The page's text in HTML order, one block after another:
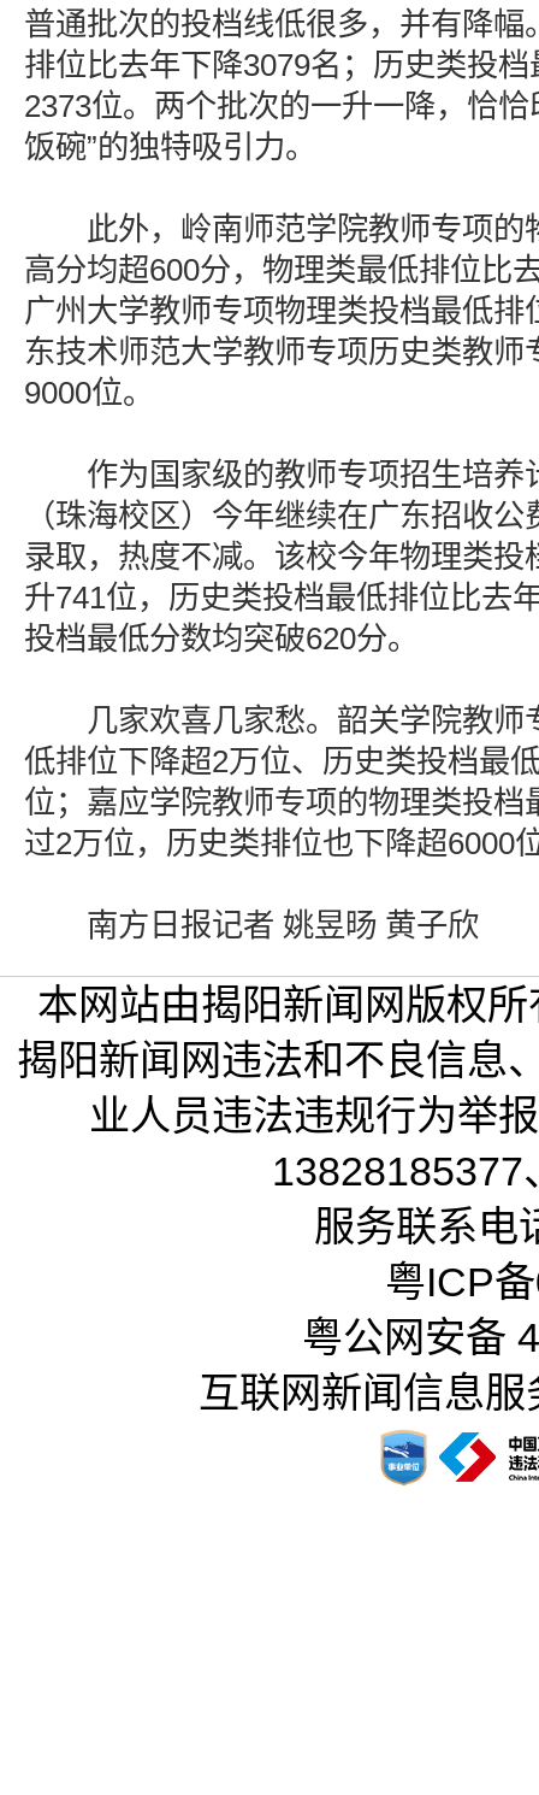
普通批次的投档线低很多，并有降幅
排位比去年下降3079名；历史类投
2373位。两个批次的一升一降，恰恰
饭碗”的独特吸引力。
此外，岭南师范学院教师专项的
高分均超600分，物理类最低排位比
广州大学教师专项物理类投档最低排
东技术师范大学教师专项历史类教师
9000位。
作为国家级的教师专项招生培养
（珠海校区）今年继续在广东招收
录取，热度不减。该校今年物理类投
升741位，历史类投档最低排位比去
投档最低分数均突破620分。
几家欢喜几家愁。韶关学院教师
低排位下降超2万位、历史类投档最
位；嘉应学院教师专项的物理类投档
过2万位，历史类排位也下降超6000
南方日报记者 姚昱旸 黄子欣
本网站由揭阳新闻网版权
揭阳新闻网违法和不良信息
业人员违法违规行为举
13828185377
服务联系电
粤ICP
粤公网安备
互联网新闻信息